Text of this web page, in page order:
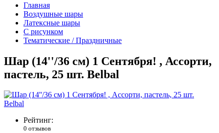
Главная
Воздушные шары
Латексные шары
С рисунком
Тематические / Праздничные
Шар (14''/36 см) 1 Сентября! , Ассорти,
пастель, 25 шт. Belbal
Рейтинг:
0 отзывов